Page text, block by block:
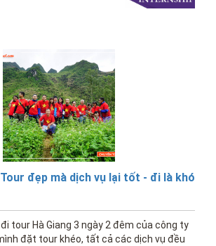
Tour đẹp mà dịch vụ lại tốt - đi là khó
tour Hà Giang 3 ngày 2 đêm của công ty
đặt tour khéo, tất cả các dịch vụ đều